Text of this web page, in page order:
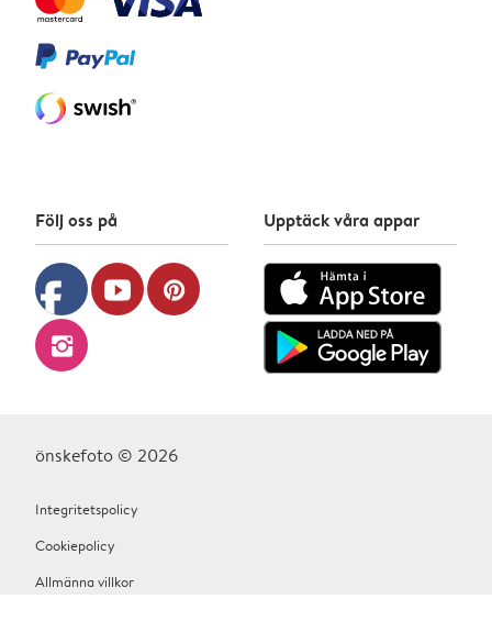
Följ oss på
facebook youtube pinterest
instagram
Upptäck våra appar
önskefoto © 2026
Integritetspolicy
Cookiepolicy
Allmänna villkor